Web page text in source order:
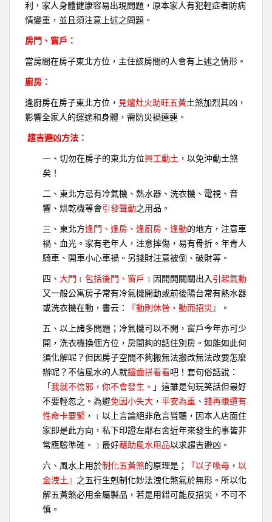
利，家人身體健康容易出現問題，原本家人有犯輕症者防病
情變重，並且須注意上述之問題。
房門、窗戶：
當房間在房子東北方位，主住該房間的人會有上述之情形。
廚房：
逢廚房在房子東北方位， 見爐灶火助旺五黃土煞加烈其凶，
影響全家人的運途和身體，需防災禍連連。
趨吉避凶方法：
一、切勿在房子的東北方位興工動土 ，以免沖動土煞
矣！
二、東北方忌有冷氣機、熱水器、洗衣機、電視、音
響、烘乾機等會引發聲動之用品。
三、東北方逢門、逢房、逢廚房、逢動的地方，注意車
禍、血光。家有老年人，注意摔傷，易有骨折。年青人
騎車、開車小心車禍。另錢財注意被倒、破財等。
四、大門 ﹝包括後門、窗戶 ﹞因開開關關出入 引起氣動
又一般公寓房子常有冷氣機開動或前後陽台常有熱水器
或洗衣機在動，書云：
『動則休咎‧動而招災』 。
五、以上諸多問題；冷氣機可以不開，窗戶今年亦可少
開，洗衣機換個方位，房間夠的話住別房。如能如此何
須化解呢？但因房子空間不夠搬無法搬改無法改要怎麼
辦呢？不信風水的人就鐵齒拼看看吧！套句俗話說：
「我就不信邪，你不會發生。 」這雖是句玩笑話但最好
不要輕忽之。為避免因小失大 ，平安為重 、錢再賺還有
性命卡要緊 ，﹝以上言論絕非危言聳聽，因本人店面住
家即是此方向，私下印證左鄰右舍近年來發生的事皆非
常應驗準確。﹞最好藉助風水用品以求趨吉避凶。
六、風水上用於制化五黃煞的原理是； 『以子喚母 ，以
金洩土』 之五行生剋制化妙法洩化煞氣於無形。所以化
解五黃煞必用金屬製品，若是用錯可能反招災，不可不
慎。